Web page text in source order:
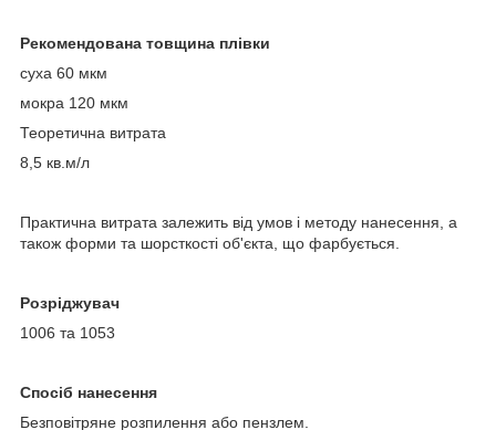
Рекомендована товщина плівки
суха 60 мкм
мокра 120 мкм
Теоретична витрата
8,5 кв.м/л
Практична витрата залежить від умов і методу нанесення, а
також форми та шорсткості об'єкта, що фарбується.
Розріджувач
1006 та 1053
Спосіб нанесення
Безповітряне розпилення або пензлем.